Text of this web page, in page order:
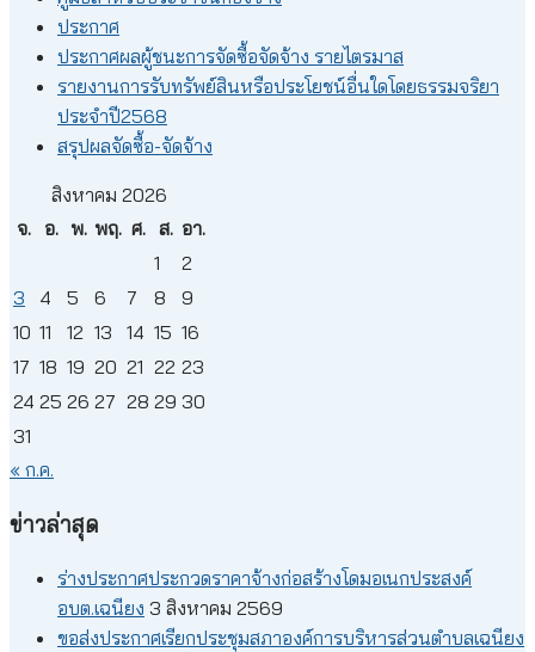
ประกาศ
ประกาศผลผู้ชนะการจัดซื้อจัดจ้าง รายไตรมาส
รายงานการรับทรัพย์สินหรือประโยชน์อื่นใดโดยธรรมจริยา
ประจำปี2568
สรุปผลจัดซื้อ-จัดจ้าง
สิงหาคม 2026
จ. อ. พ. พฤ. ศ. ส. อา.
1
2
3
4 5 6 7 8
9
10 11 12 13 14 15 16
17 18 19 20 21 22 23
24 25 26 27 28 29 30
31
« ก.ค.
ข่าวล่าสุด
ร่างประกาศประกวดราคาจ้างก่อสร้างโดมอเนกประสงค์
อบต.เฉนียง 3 สิงหาคม 2569
ขอส่งประกาศเรียกประชุมสภาองค์การบริหารส่วนตำบลเฉนียง